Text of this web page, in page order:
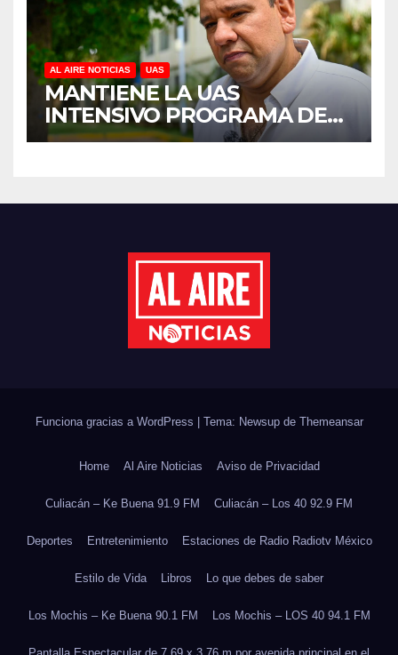
AL AIRE NOTICIAS UAS
MANTIENE LA UAS
INTENSIVO PROGRAMA DE
MANTENIMIENTO Y
DEL CICLO ESCOLAR 2026-
Funciona gracias a WordPress Tema: Newsup de Themeansar
Home Al Aire Noticias Aviso de Privacidad
Culiacán – Ke Buena 91.9 FM Culiacán – Los 40 92.9 FM
Deportes Entretenimiento Estaciones de Radio Radiotv México
Estilo de Vida Libros Lo que debes de saber
Los Mochis – Ke Buena 90.1 FM Los Mochis – LOS 40 94.1 FM